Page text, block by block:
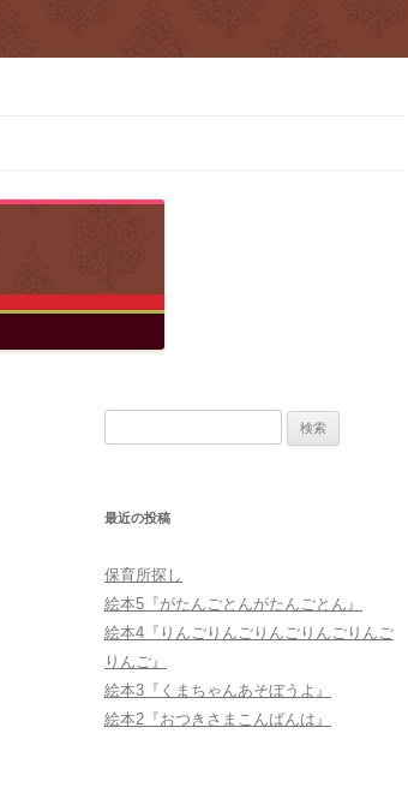
最近の投稿
保育所探し
絵本5『がたんごとんがたんごとん』
絵本4『りんごりんごりんごりんごりんご
りんご』
絵本3『くまちゃんあそぼうよ』
絵本2『おつきさまこんばんは』